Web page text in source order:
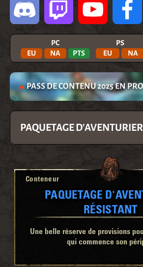
PC
EU
NA PTS
PS
EU
NA
PASS DE CONTENU 2025 EN
PAQUETAGE
Conteneur
PAQUETAGE
RÉSISTANT
Une belle réserve de provisions
qui commence son